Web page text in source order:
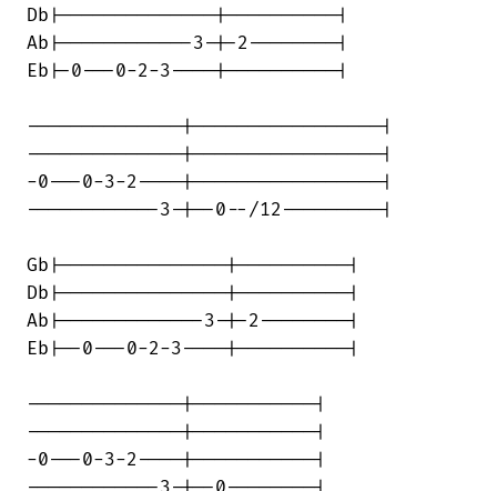
Db|--------------|----------|
Ab|------------3-|-2--------|
Eb|-0---0-2-3----|----------|
--------------|-----------------|
--------------|-----------------|
-0---0-3-2----|-----------------|
------------3-|--0--/12---------|
Gb|---------------|----------|
Db|---------------|----------|
Ab|-------------3-|-2--------|
Eb|--0---0-2-3----|----------|
--------------|-----------|
--------------|-----------|
-0---0-3-2----|-----------|